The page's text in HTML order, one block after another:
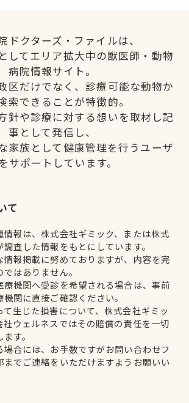
ドクターズ・ファイルは、
してエリア拡大中の獣医師・動物
病院情報サイト。
区だけでなく、診療可能な動物か
索できることが特徴的。
針や診療に対する想いを取材し記
事として発信し、
家族として健康管理を行うユーザ
サポートしています。
て
情報は、株式会社ギミック、または株式
査した情報をもとにしています。
情報掲載に努めておりますが、内容を完
はありません。
療機関へ受診を希望される場合は、事前
関に直接ご確認ください。
て生じた損害について、株式会社ギミッ
社ウェルネスではその賠償の責任を一切
す。
場合には、お手数ですがお問い合わせフ
までご連絡をいただけますようお願いい